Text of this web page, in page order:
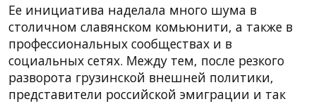
Ее инициатива наделала много шума в
столичном славянском комьюнити, а также в
профессиональных сообществах и в
социальных сетях. Между тем, после резкого
разворота грузинской внешней политики,
представители российской эмиграции и так